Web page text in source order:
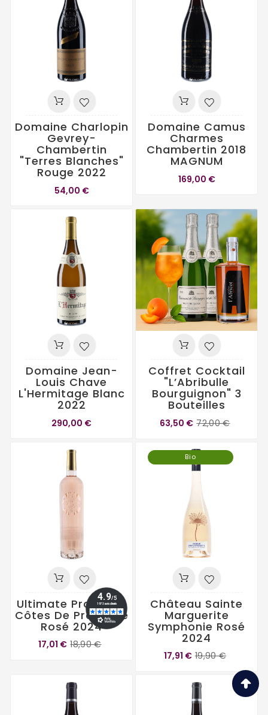
Domaine Charlopin
Gevrey-
Chambertin
"Terres Blanches"
Rouge 2022
54,00 €
Domaine Camus
Charmes
Chambertin 2018
MAGNUM
169,00 €
Domaine Jean-
Louis Chave
L'Hermitage Blanc
2022
290,00 €
Coffret Cocktail
"L’Abribulle
Bourguignon" 3
Bouteilles
63,50 € 72,00 €
Ultimate Provence
Côtes De Provence
Rosé 2024
17,01 € 18,90 €
Bio
Château Sainte
Marguerite
Symphonie Rosé
2024
17,91 € 19,90 €